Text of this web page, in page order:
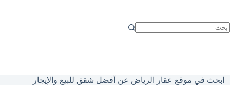
ابحث في موقع عقار الرياض عن أفضل شقق للبيع والإيجار